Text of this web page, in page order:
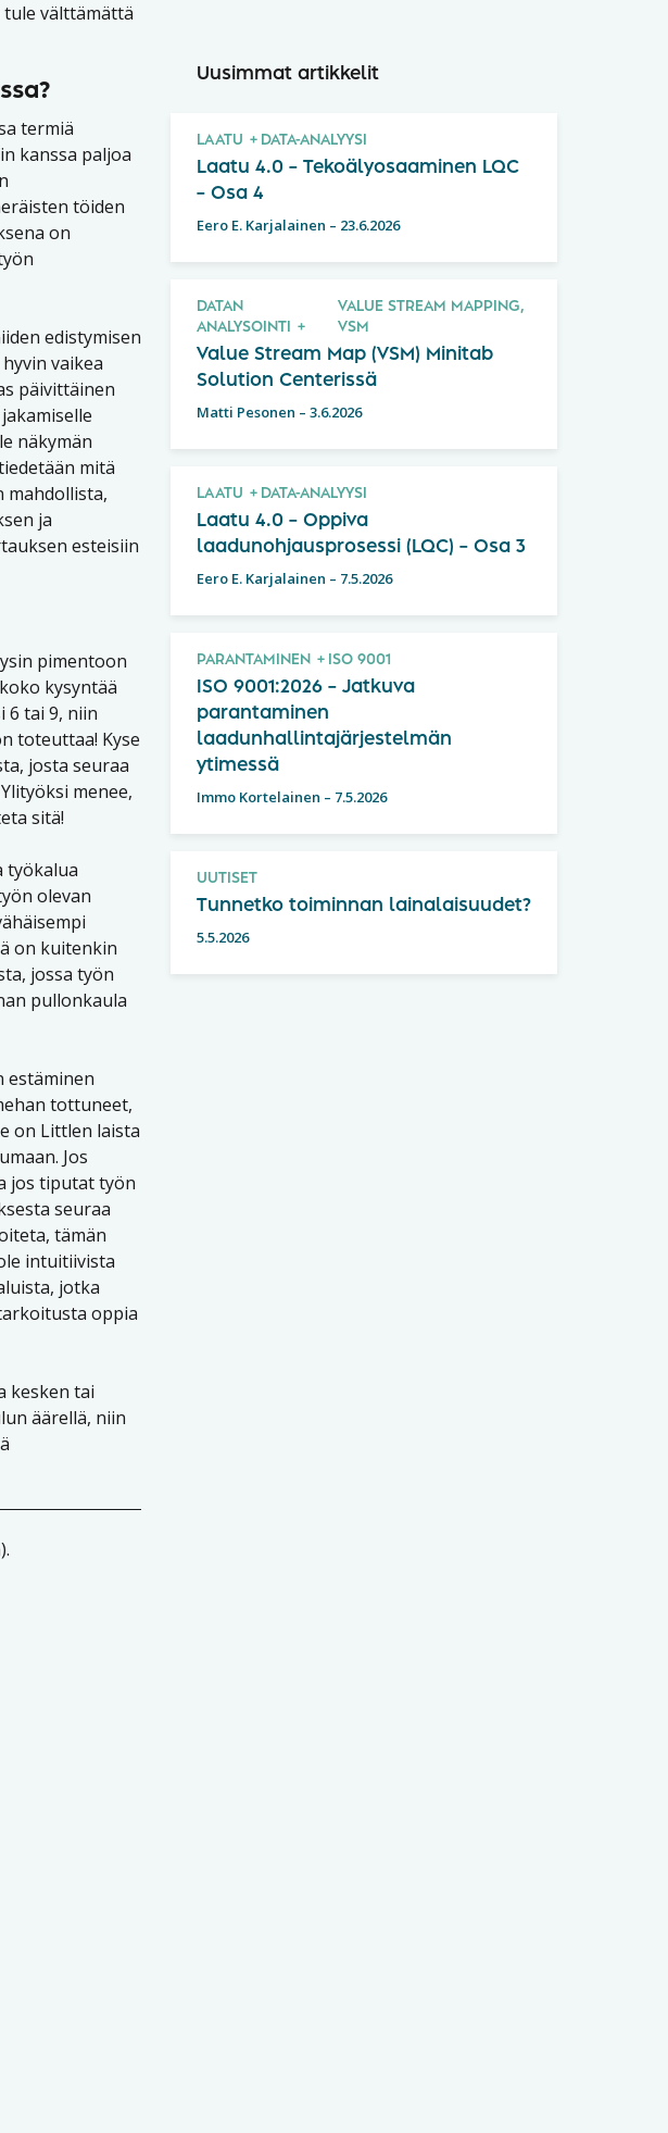
välttämättä
termiä
kanssa paljoa
töiden
on
edistymisen
vaikea
päivittäinen
näkymän
mitä
mahdollista,
ja
esteisiin
pimentoon
kysyntää
6 tai 9, niin
toteuttaa! Kyse
josta seuraa
menee,
sitä!
työkalua
olevan
on kuitenkin
jossa työn
pullonkaula
estäminen
tottuneet,
on Littlen laista
Jos
jos tiputat työn
seuraa
tämän
intuitiivista
jotka
oppia
kesken tai
äärellä, niin
Uusimmat artikkelit
LAATU DATA-ANALYYSI
Laatu 4.0 – Tekoälyosaaminen LQC
– Osa 4
Eero E. Karjalainen – 23.6.2026
DATAN
ANALYSOINTI
VALUE STREAM MAPPING,
VSM
Value Stream Map (VSM) Minitab
Solution Centerissä
Matti Pesonen – 3.6.2026
LAATU DATA-ANALYYSI
Laatu 4.0 – Oppiva
laadunohjausprosessi (LQC) – Osa 3
Eero E. Karjalainen – 7.5.2026
PARANTAMINEN ISO 9001
ISO 9001:2026 – Jatkuva
parantaminen
laadunhallintajärjestelmän
ytimessä
Immo Kortelainen – 7.5.2026
UUTISET
Tunnetko toiminnan lainalaisuudet?
5.5.2026